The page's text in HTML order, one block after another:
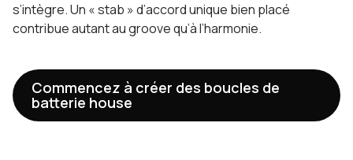
s’intègre. Un « stab » d’accord unique bien placé
contribue autant au groove qu’à l’harmonie.
Commencez à créer des boucles de
batterie house